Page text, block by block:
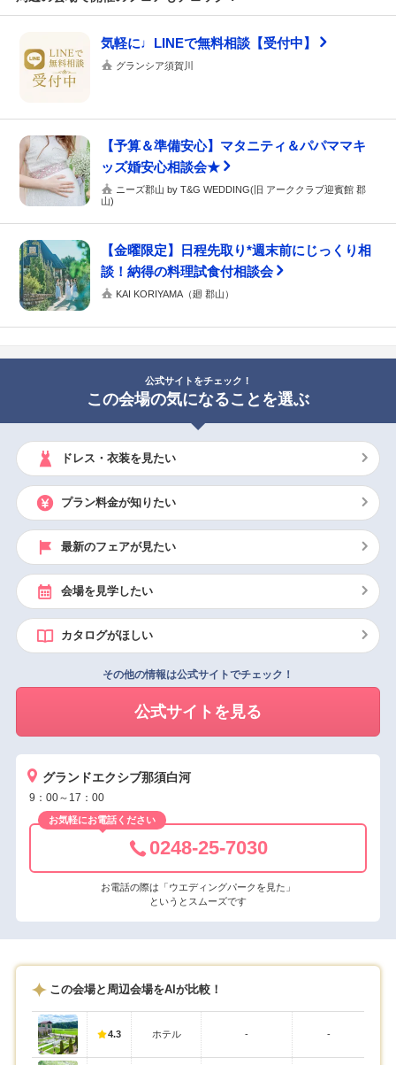
気軽に♩LINEで無料相談【受付中】
グランシア須賀川
【予算＆準備安心】マタニティ＆パパママキ
ッズ婚安心相談会★
ニーズ郡山 by T&G WEDDING(旧 アーククラブ迎賓館 郡
山)
【金曜限定】日程先取り*週末前にじっくり相
談！納得の料理試食付相談会
KAI KORIYAMA（廻 郡山）
公式サイトをチェック！
この会場の気になることを選ぶ
ドレス・衣装を見たい
プラン料金が知りたい
最新のフェアが見たい
会場を見学したい
カタログがほしい
その他の情報は公式サイトでチェック！
公式サイトを見る
グランドエクシブ那須白河
9：00～17：00
お気軽にお電話ください
0248-25-7030
お電話の際は「ウエディングパークを見た」
というとスムーズです
この会場と周辺会場をAIが比較！
4.3 ホテル - -